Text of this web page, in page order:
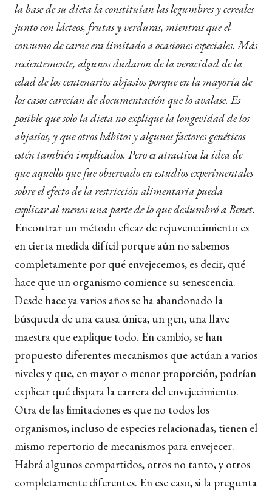
la base de su dieta la constituían las legumbres y cereales
junto con lácteos, frutas y verduras, mientras que el
consumo de carne era limitado a ocasiones especiales. Más
recientemente, algunos dudaron de la veracidad de la
edad de los centenarios abjasios porque en la mayoría de
los casos carecían de documentación que lo avalase. Es
posible que solo la dieta no explique la longevidad de los
abjasios, y que otros hábitos y algunos factores genéticos
estén también implicados. Pero es atractiva la idea de
que aquello que fue observado en estudios experimentales
sobre el efecto de la restricción alimentaria pueda
explicar al menos una parte de lo que deslumbró a Benet.
Encontrar un método eficaz de rejuvenecimiento es
en cierta medida difícil porque aún no sabemos
completamente por qué envejecemos, es decir, qué
hace que un organismo comience su senescencia.
Desde hace ya varios años se ha abandonado la
búsqueda de una causa única, un gen, una llave
maestra que explique todo. En cambio, se han
propuesto diferentes mecanismos que actúan a varios
niveles y que, en mayor o menor proporción, podrían
explicar qué dispara la carrera del envejecimiento.
Otra de las limitaciones es que no todos los
organismos, incluso de especies relacionadas, tienen el
mismo repertorio de mecanismos para envejecer.
Habrá algunos compartidos, otros no tanto, y otros
completamente diferentes. En ese caso, si la pregunta